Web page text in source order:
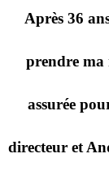
Après 36
prendre ma
assurée
directeur et